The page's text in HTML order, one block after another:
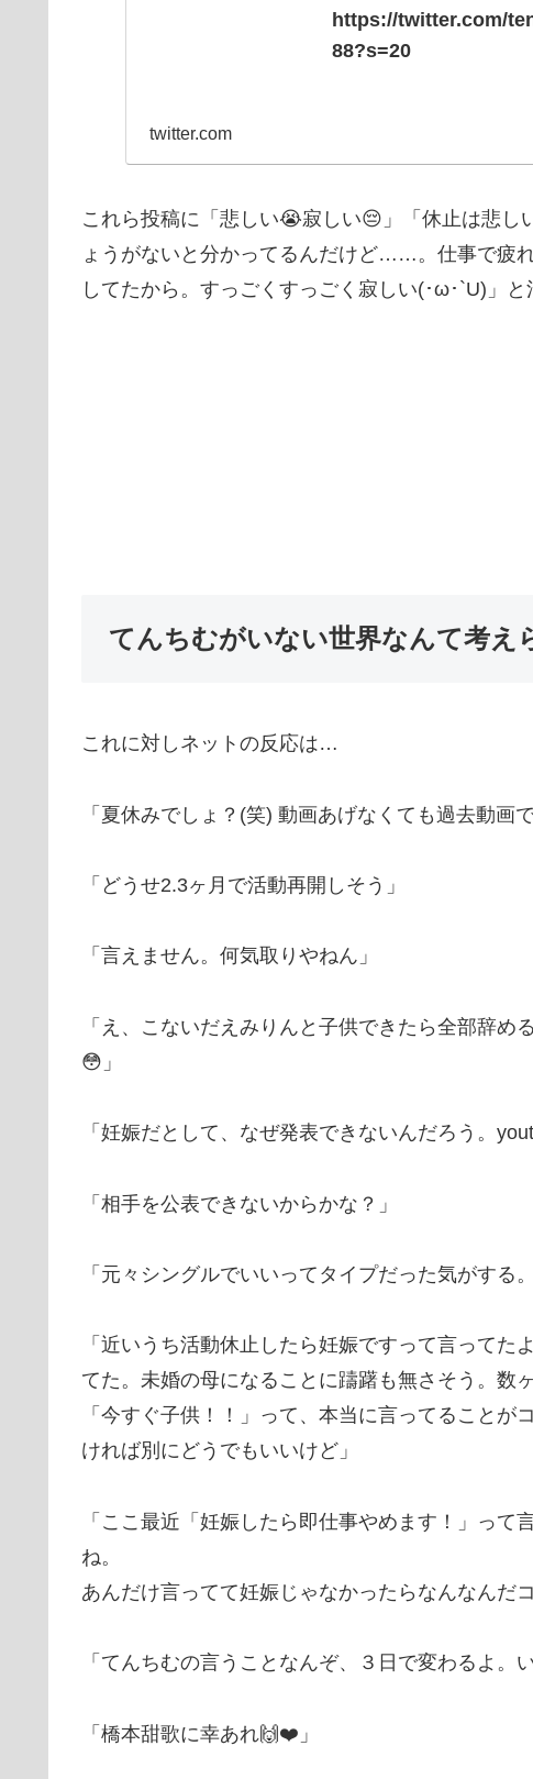
https://twitter.com/
88?s=20
twitter.com
これら投稿に「悲しい😭寂しい😔」「休止は悲し
ょうがないと分かってるんだけど……。仕事で疲
してたから。すっごくすっごく寂しい(･ω･`U)」
てんちむがいない世界なんて考
これに対しネットの反応は…
「夏休みでしょ？(笑) 動画あげなくても過去動画
「どうせ2.3ヶ月で活動再開しそう」
「言えません。何気取りやねん」
「え、こないだえみりんと子供できたら全部辞め
😳」
「妊娠だとして、なぜ発表できないんだろう。
「相手を公表できないからかな？」
「元々シングルでいいってタイプだった気がする
「近いうち活動休止したら妊娠ですって言って
てた。未婚の母になることに躊躇も無さそう。数
「今すぐ子供！！」って、本当に言ってること
ければ別にどうでもいいけど」
「ここ最近「妊娠したら即仕事やめます！」っ
ね。
あんだけ言ってて妊娠じゃなかったらなんなんだ
「てんちむの言うことなんぞ、３日で変わるよ。
「橋本甜歌に幸あれ🙌❤️」